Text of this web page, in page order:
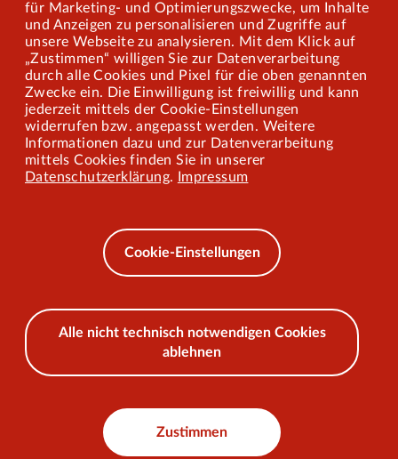
für Marketing- und Optimierungszwecke, um Inhalte
und Anzeigen zu personalisieren und Zugriffe auf
unsere Webseite zu analysieren. Mit dem Klick auf
„Zustimmen“ willigen Sie zur Datenverarbeitung
durch alle Cookies und Pixel für die oben genannten
Zwecke ein. Die Einwilligung ist freiwillig und kann
jederzeit mittels der Cookie-Einstellungen
widerrufen bzw. angepasst werden. Weitere
Informationen dazu und zur Datenverarbeitung
mittels Cookies finden Sie in unserer
Datenschutzerklärung. Impressum
Cookie-Einstellungen
Alle nicht technisch notwendigen Cookies
ablehnen
Zustimmen
Presse
Mitarbeiterportal
Barrierefreiheit
Mobilität lernen